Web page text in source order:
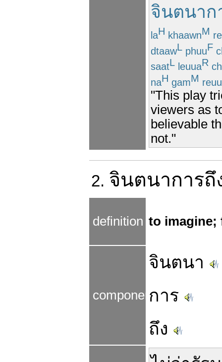
จินตนาก
laH khaawnM
dtaawL phuuF
saatL leuuaR
naH gamM reuu
"This play
viewers as
believable
not."
2. จินตนาการถึ
definition to imagine;
components
จินตนา
การ
ถึง